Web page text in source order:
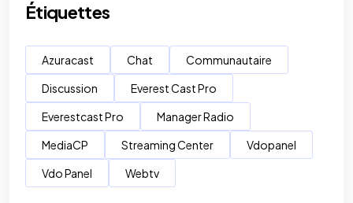
Étiquettes
Azuracast Chat
Communautaire
Discussion
Everest Cast Pro
Everestcast Pro
Manager Radio
MediaCP
Streaming Center
Vdopanel
Vdo Panel
Webtv